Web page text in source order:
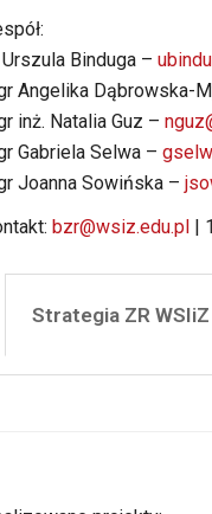
Binduga –
Angelika Dąbrowska-
inż. Natalia Guz –
Gabriela Selwa –
Joanna Sowińska –
bzr@wsiz.edu.pl |
Strategia ZR WSIiZ